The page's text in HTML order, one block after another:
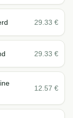
29.33 €
29.33 €
12.57 €